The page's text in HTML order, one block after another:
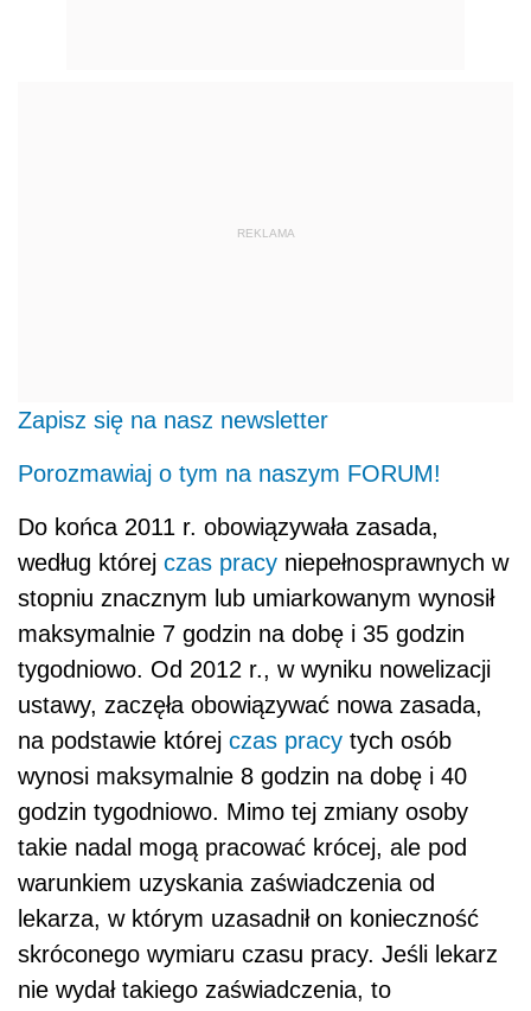
REKLAMA
Zapisz się na nasz newsletter
Porozmawiaj o tym na naszym FORUM!
Do końca 2011 r. obowiązywała zasada,
według której czas pracy niepełnosprawnych w
stopniu znacznym lub umiarkowanym wynosił
maksymalnie 7 godzin na dobę i 35 godzin
tygodniowo. Od 2012 r., w wyniku nowelizacji
ustawy, zaczęła obowiązywać nowa zasada,
na podstawie której czas pracy tych osób
wynosi maksymalnie 8 godzin na dobę i 40
godzin tygodniowo. Mimo tej zmiany osoby
takie nadal mogą pracować krócej, ale pod
warunkiem uzyskania zaświadczenia od
lekarza, w którym uzasadnił on konieczność
skróconego wymiaru czasu pracy. Jeśli lekarz
nie wydał takiego zaświadczenia, to